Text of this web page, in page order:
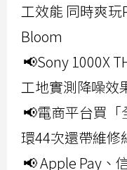
工效能 同時爽
Bloom
📢Sony 1000X
工地實測降噪效
📢電商平台買
環44次還帶維修
📢 Apple Pay、